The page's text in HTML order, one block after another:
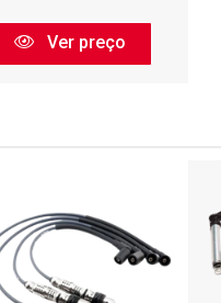
Ver preço